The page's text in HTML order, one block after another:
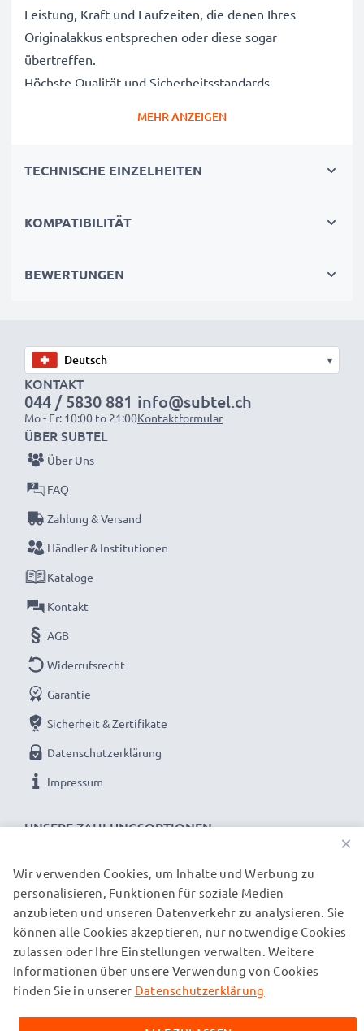
Leistung, Kraft und Laufzeiten, die denen Ihres
Originalakkus entsprechen oder diese sogar
übertreffen.
Höchste Qualität und Sicherheitsstandards
unterzogen und entsprechen den höchsten EU-
Die umweltfreundliche Alternative
Vermeidung von Elektroschrott.
Entscheiden Sie sich für CELLONIC und machen Sie
keine Abstriche bei der Qualität!
MEHR ANZEIGEN
TECHNISCHE EINZELHEITEN
KOMPATIBILITÄT
BEWERTUNGEN
▾
KONTAKT
044 / 5830 881
Mo - Fr: 10:00 to 21:00
info@subtel.ch
Kontaktformular
UNSERE ZAHLUNGSOPTIONEN
ÜBER SUBTEL
Über Uns
FAQ
Zahlung & Versand
Händler & Institutionen
Kataloge
Kontakt
AGB
Widerrufsrecht
Garantie
Sicherheit & Zertifikate
Datenschutzerklärung
Impressum
UNSERE VERSANDPARTNER
© subtel.ch 2026
Alle Preise verstehen sich inklusive Mehrwertsteuer und
zuzüglich Versandkosten. Bitte beachten Sie, dass alle
Inhaber sind und ausschließlich zur Information über unsere
×
Wir verwenden Cookies, um Inhalte und Werbung zu
personalisieren, Funktionen für soziale Medien
anzubieten und unseren Datenverkehr zu analysieren. Sie
können alle Cookies akzeptieren, nur notwendige Cookies
zulassen oder Ihre Einstellungen verwalten. Weitere
Informationen über unsere Verwendung von Cookies
finden Sie in unserer Datenschutzerklärung